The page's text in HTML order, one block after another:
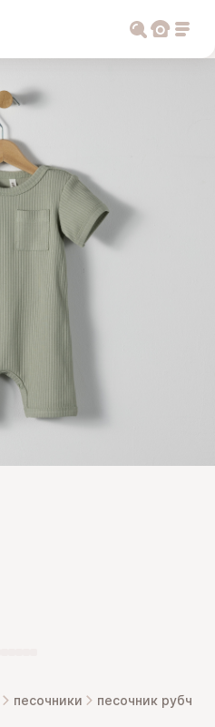
песочники песочник рубчик